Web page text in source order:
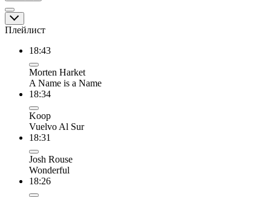
Плейлист
18:43
Morten Harket
A Name is a Name
18:34
Koop
Vuelvo Al Sur
18:31
Josh Rouse
Wonderful
18:26